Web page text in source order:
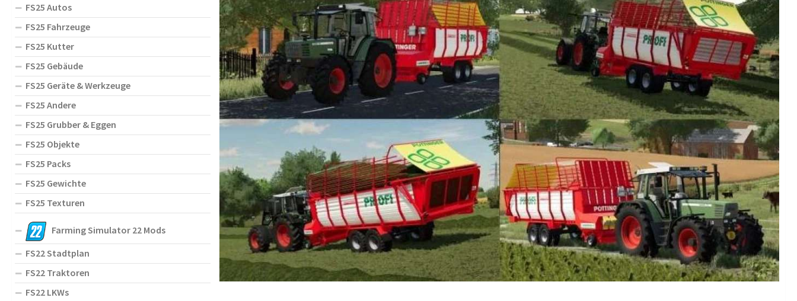
FS25 Autos
FS25 Fahrzeuge
FS25 Kutter
FS25 Gebäude
FS25 Geräte & Werkzeuge
FS25 Andere
FS25 Grubber & Eggen
FS25 Objekte
FS25 Packs
FS25 Gewichte
FS25 Texturen
Farming Simulator 22 Mods
FS22 Stadtplan
FS22 Traktoren
FS22 LKWs